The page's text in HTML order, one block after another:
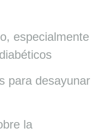
especialmente
para desayunar
la